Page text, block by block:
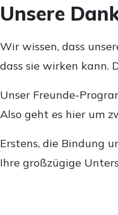
Unsere
Wir wissen, dass
dass sie wirken kann.
Unser Freunde-
Also geht es hier um
Erstens, die Bindung
Ihre großzügige